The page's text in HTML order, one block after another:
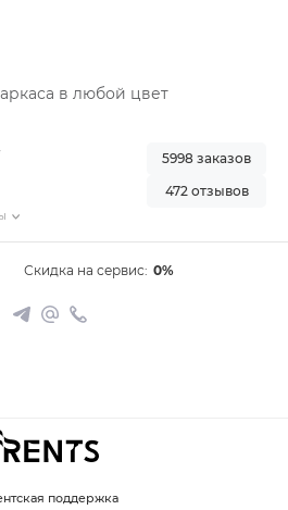
в любой цвет
5998 заказов
472 отзывов
Скидка на сервис: 0%
поддержка